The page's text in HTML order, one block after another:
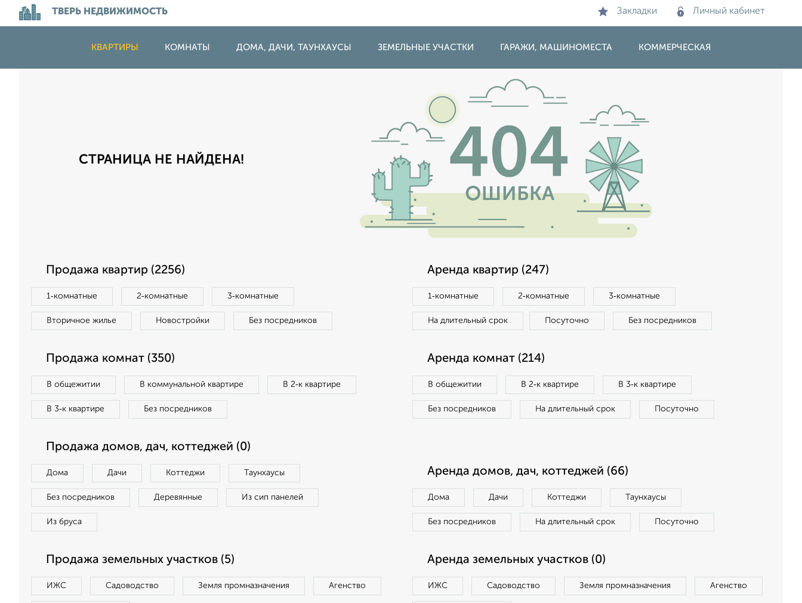
ТВЕРЬ НЕДВИЖИМОСТЬ Закладки Личный кабинет
КВАРТИРЫ КОМНАТЫ ДОМА, ДАЧИ, ТАУНХАУСЫ ЗЕМЕЛЬНЫЕ УЧАСТКИ ГАРАЖИ, МАШИНОМЕСТА КОММЕРЧЕСКАЯ
СТРАНИЦА НЕ НАЙДЕНА!
Продажа квартир (2256)
1‑комнатные 2‑комнатные 3‑комнатные
Вторичное жилье Новостройки Без посредников
Аренда квартир (247)
1‑комнатные 2‑комнатные 3‑комнатные
На длительный срок Посуточно Без посредников
Продажа комнат (350)
В общежитии В коммунальной квартире В 2‑к квартире
В 3‑к квартире Без посредников
Аренда комнат (214)
В общежитии В 2‑к квартире В 3‑к квартире
Без посредников На длительный срок Посуточно
Продажа домов, дач, коттеджей (0)
Дома Дачи Коттеджи Таунхаусы
Без посредников Деревянные Из сип панелей
Из бруса
Аренда домов, дач, коттеджей (66)
Дома Дачи Коттеджи Таунхаусы
Без посредников На длительный срок Посуточно
Продажа земельных участков (5)
ИЖС Садоводство Земля промназначения Агенство
Аренда земельных участков (0)
ИЖС Садоводство Земля промназначения Агенство